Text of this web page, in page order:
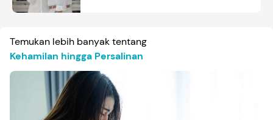
Temukan lebih banyak tentang
Kehamilan hingga Persalinan